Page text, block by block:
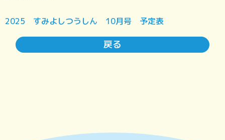
2025 すみよしつうしん 10月号 予定表
戻る